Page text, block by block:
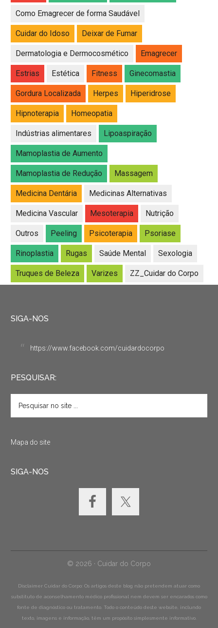
Como Emagrecer de forma Saudável
Cuidar do Idoso Deixar de Fumar
Dermatologia e Dermocosmético Emagrecer
Estrias Estética Fitness Ginecomastia
Gordura Localizada Herpes Hiperidrose
Hipnoterapia Homeopatia
Indústrias alimentares Lipoaspiração
Mamoplastia de Aumento
Mamoplastia de Redução Massagem
Medicina Dentária Medicinas Alternativas
Medicina Vascular Mesoterapia Nutrição
Outros Peeling Psicoterapia Psoriase
Rinoplastia Rugas Saúde Mental Sexologia
Truques de Beleza Varizes ZZ_Cuidar do Corpo
SIGA-NOS
https://www.facebook.com/cuidardocorpo
PESQUISAR:
Mapa do site
SIGA-NOS
© 2026 · Cuidar do Corpo
Disclaimer Cuidar do Corpo: Os artigos deste blog não pretendem atuar como
substituto de aconselhamento médico profissional nem devem ser encarados como
fonte de diagnóstico ou tratamento. Todo o conteúdo deste website, inclundo
texto, imagens e informação, têm um propósito simplesmente informativo.